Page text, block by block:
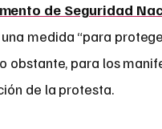
de Seguridad
medida “para
obstante, para los
de la protesta.